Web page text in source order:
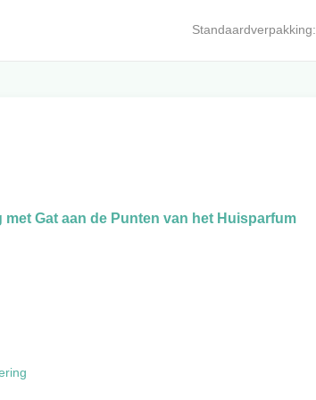
Standaardverpakking:
Gat aan de Punten van het Huisparfum